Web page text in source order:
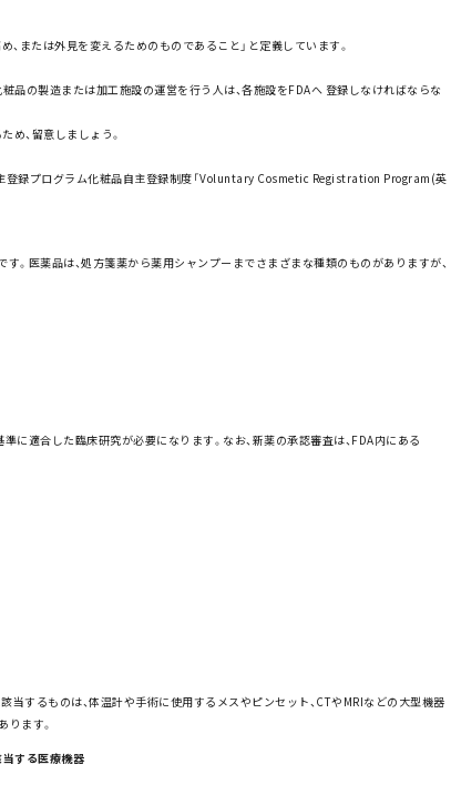
、または外見を変えるためのものであること」と定義しています。
粧品の製造または加工施設の運営を行う人は、各施設をFDAへ 登録しなければならな
め、留意しましょう。
登録プログラム化粧品自主登録制度「Voluntary Cosmetic Registration Program(英
。医薬品は、処方箋薬から薬用シャンプーまでさまざまな種類のものがありますが、
適合した臨床研究が必要になります。なお、新薬の承認審査は、FDA内にある
するものは、体温計や手術に使用するメスやピンセット、CTやMRIなどの大型機器
ます。
当する医療機器